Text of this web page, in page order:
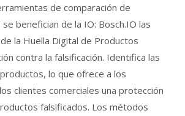
de comparación de
benefician de la IO: Bosch.IO las
la Huella Digital de Productos
contra la falsificación. Identifica las
lo que ofrece a los
clientes comerciales una protección
falsificados. Los métodos